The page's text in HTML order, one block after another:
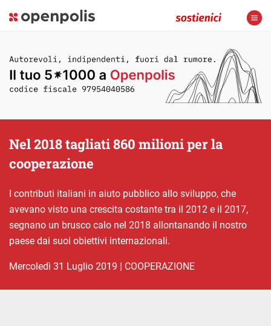
Nel 2018 tagliati 860 milioni per la
cooperazione
I contributi italiani in aiuto pubblico allo sviluppo, che
avevano visto una crescita costante tra il 2012 e il 2017,
segnano un brusco calo nel 2018 allontanando il nostro
paese dai suoi obiettivi internazionali.
mercoledì 31 Luglio 2019 | COOPERAZIONE